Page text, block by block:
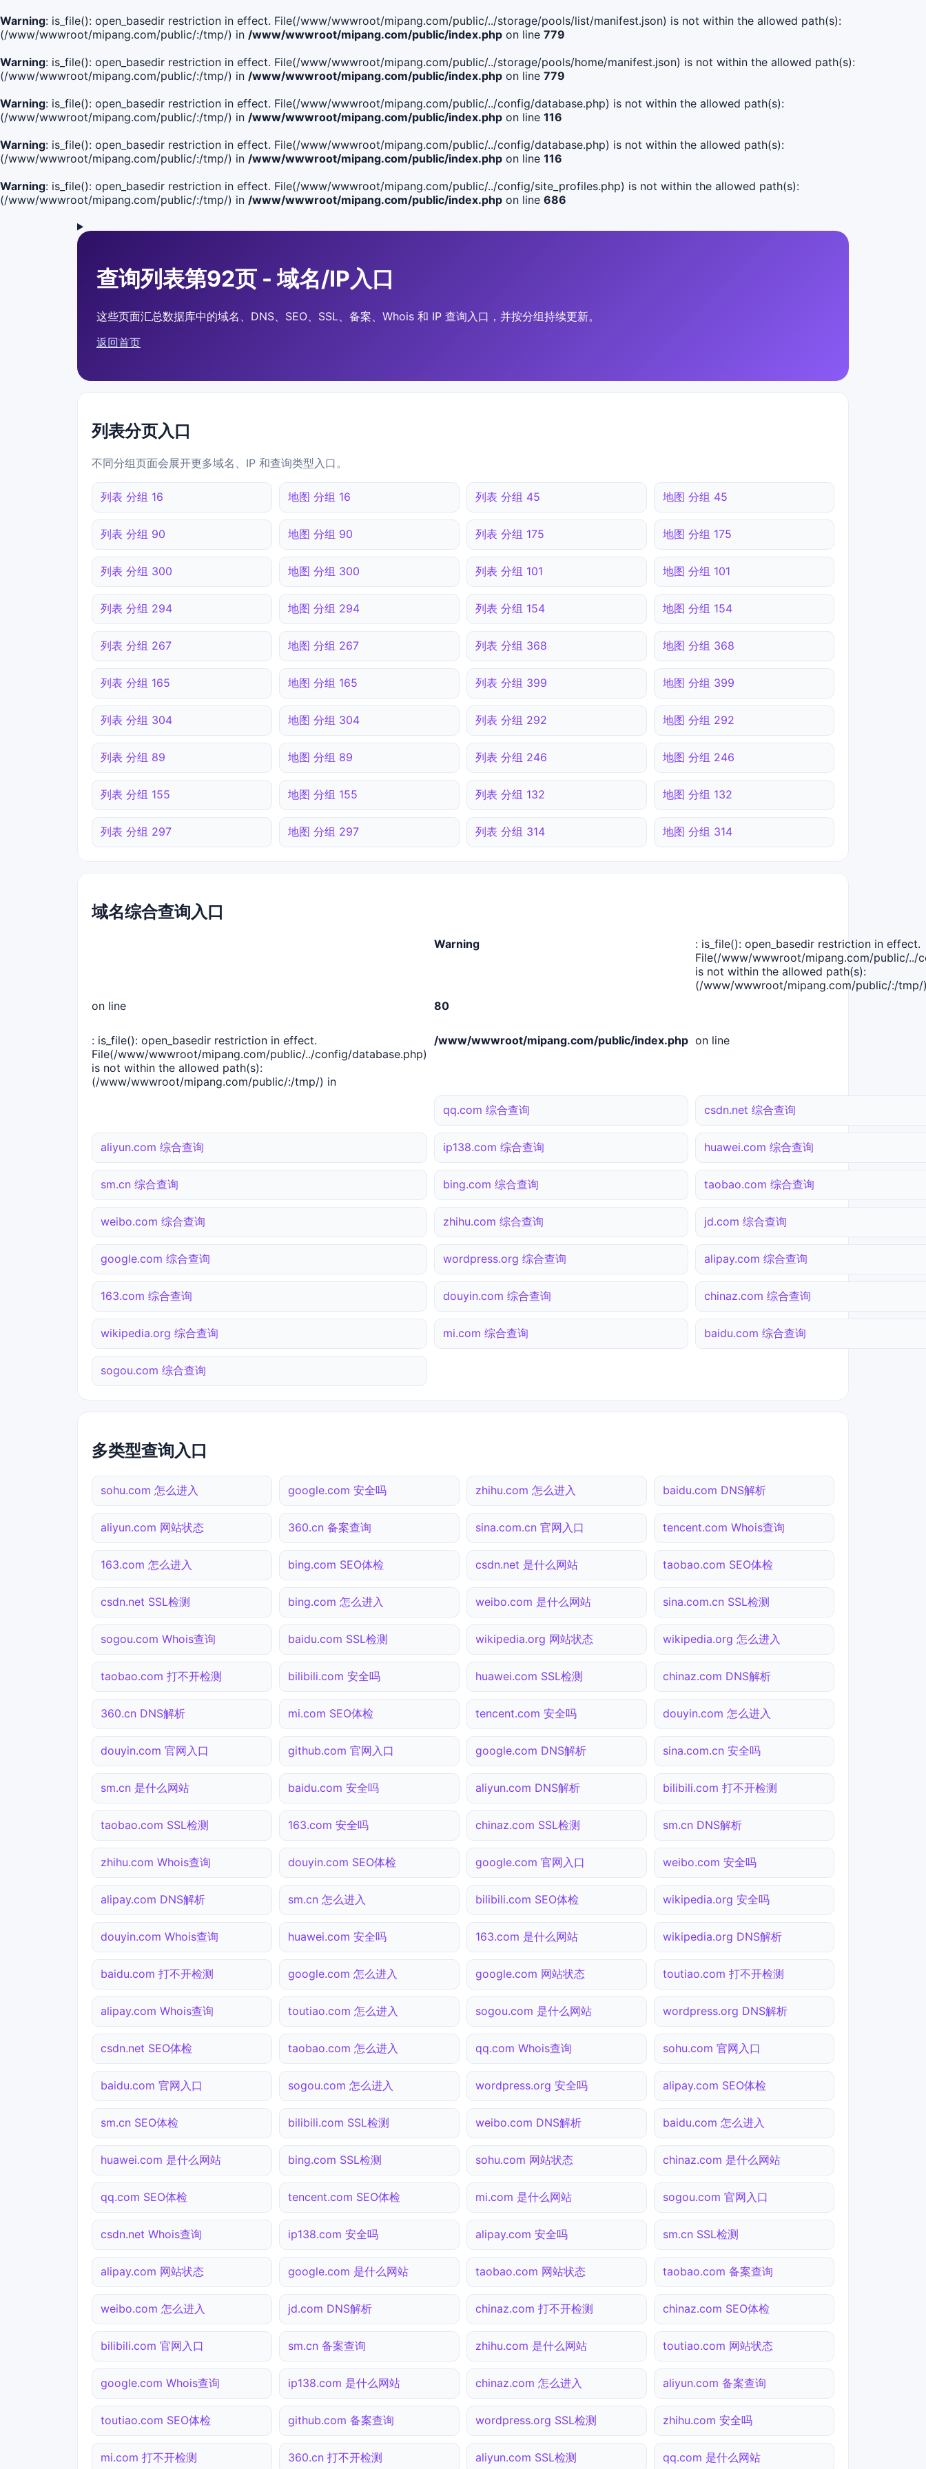
Warning: is_file(): open_basedir restriction in effect. File(/www/wwwroot/mipang.com/public/../storage/pools/list/manifest.json) is not within the allowed path(s):
(/www/wwwroot/mipang.com/public/:/tmp/) in /www/wwwroot/mipang.com/public/index.php on line 779
Warning: is_file(): open_basedir restriction in effect. File(/www/wwwroot/mipang.com/public/../storage/pools/home/manifest.json) is not within the allowed path(s):
(/www/wwwroot/mipang.com/public/:/tmp/) in /www/wwwroot/mipang.com/public/index.php on line 779
Warning: is_file(): open_basedir restriction in effect. File(/www/wwwroot/mipang.com/public/../config/database.php) is not within the allowed path(s):
(/www/wwwroot/mipang.com/public/:/tmp/) in /www/wwwroot/mipang.com/public/index.php on line 116
Warning: is_file(): open_basedir restriction in effect. File(/www/wwwroot/mipang.com/public/../config/database.php) is not within the allowed path(s):
(/www/wwwroot/mipang.com/public/:/tmp/) in /www/wwwroot/mipang.com/public/index.php on line 116
Warning: is_file(): open_basedir restriction in effect. File(/www/wwwroot/mipang.com/public/../config/site_profiles.php) is not within the allowed path(s):
(/www/wwwroot/mipang.com/public/:/tmp/) in /www/wwwroot/mipang.com/public/index.php on line 686
查询列表第92页 - 域名/IP入口
这些页面汇总数据库中的域名、DNS、SEO、SSL、备案、Whois 和 IP 查询入口，并按分组持续更新。
返回首页
列表分页入口
不同分组页面会展开更多域名、IP 和查询类型入口。
列表 分组 16 地图 分组 16 列表 分组 45 地图 分组 45
列表 分组 90 地图 分组 90 列表 分组 175 地图 分组 175
列表 分组 300 地图 分组 300 列表 分组 101 地图 分组 101
列表 分组 294 地图 分组 294 列表 分组 154 地图 分组 154
列表 分组 267 地图 分组 267 列表 分组 368 地图 分组 368
列表 分组 165 地图 分组 165 列表 分组 399 地图 分组 399
列表 分组 304 地图 分组 304 列表 分组 292 地图 分组 292
列表 分组 89 地图 分组 89 列表 分组 246 地图 分组 246
列表 分组 155 地图 分组 155 列表 分组 132 地图 分组 132
列表 分组 297 地图 分组 297 列表 分组 314 地图 分组 314
域名综合查询入口
Warning
: is_file(): open_basedir restriction in effect.
File(/www/wwwroot/mipang.com/public/../
is not within the allowed path(s):
(/www/wwwroot/mipang.com/public/:/tmp/
on line
80
: is_file(): open_basedir restriction in effect.
File(/www/wwwroot/mipang.com/public/../config/database.php)
is not within the allowed path(s):
(/www/wwwroot/mipang.com/public/:/tmp/) in
/www/wwwroot/mipang.com/public/index.php on line
qq.com 综合查询 csdn.net 综合查询
aliyun.com 综合查询 ip138.com 综合查询 huawei.com 综合查询
sm.cn 综合查询 bing.com 综合查询 taobao.com 综合查询
weibo.com 综合查询 zhihu.com 综合查询 jd.com 综合查询
google.com 综合查询 wordpress.org 综合查询 alipay.com 综合查询
163.com 综合查询 douyin.com 综合查询 chinaz.com 综合查询
wikipedia.org 综合查询 mi.com 综合查询 baidu.com 综合查询
sogou.com 综合查询
多类型查询入口
sohu.com 怎么进入 google.com 安全吗 zhihu.com 怎么进入 baidu.com DNS解析
aliyun.com 网站状态 360.cn 备案查询 sina.com.cn 官网入口 tencent.com Whois查询
163.com 怎么进入 bing.com SEO体检 csdn.net 是什么网站 taobao.com SEO体检
csdn.net SSL检测 bing.com 怎么进入 weibo.com 是什么网站 sina.com.cn SSL检测
sogou.com Whois查询 baidu.com SSL检测 wikipedia.org 网站状态 wikipedia.org 怎么进入
taobao.com 打不开检测 bilibili.com 安全吗 huawei.com SSL检测 chinaz.com DNS解析
360.cn DNS解析 mi.com SEO体检 tencent.com 安全吗 douyin.com 怎么进入
douyin.com 官网入口 github.com 官网入口 google.com DNS解析 sina.com.cn 安全吗
sm.cn 是什么网站 baidu.com 安全吗 aliyun.com DNS解析 bilibili.com 打不开检测
taobao.com SSL检测 163.com 安全吗 chinaz.com SSL检测 sm.cn DNS解析
zhihu.com Whois查询 douyin.com SEO体检 google.com 官网入口 weibo.com 安全吗
alipay.com DNS解析 sm.cn 怎么进入 bilibili.com SEO体检 wikipedia.org 安全吗
douyin.com Whois查询 huawei.com 安全吗 163.com 是什么网站 wikipedia.org DNS解析
baidu.com 打不开检测 google.com 怎么进入 google.com 网站状态 toutiao.com 打不开检测
alipay.com Whois查询 toutiao.com 怎么进入 sogou.com 是什么网站 wordpress.org DNS解析
csdn.net SEO体检 taobao.com 怎么进入 qq.com Whois查询 sohu.com 官网入口
baidu.com 官网入口 sogou.com 怎么进入 wordpress.org 安全吗 alipay.com SEO体检
sm.cn SEO体检 bilibili.com SSL检测 weibo.com DNS解析 baidu.com 怎么进入
huawei.com 是什么网站 bing.com SSL检测 sohu.com 网站状态 chinaz.com 是什么网站
qq.com SEO体检 tencent.com SEO体检 mi.com 是什么网站 sogou.com 官网入口
csdn.net Whois查询 ip138.com 安全吗 alipay.com 安全吗 sm.cn SSL检测
alipay.com 网站状态 google.com 是什么网站 taobao.com 网站状态 taobao.com 备案查询
weibo.com 怎么进入 jd.com DNS解析 chinaz.com 打不开检测 chinaz.com SEO体检
bilibili.com 官网入口 sm.cn 备案查询 zhihu.com 是什么网站 toutiao.com 网站状态
google.com Whois查询 ip138.com 是什么网站 chinaz.com 怎么进入 aliyun.com 备案查询
toutiao.com SEO体检 github.com 备案查询 wordpress.org SSL检测 zhihu.com 安全吗
mi.com 打不开检测 360.cn 打不开检测 aliyun.com SSL检测 qq.com 是什么网站